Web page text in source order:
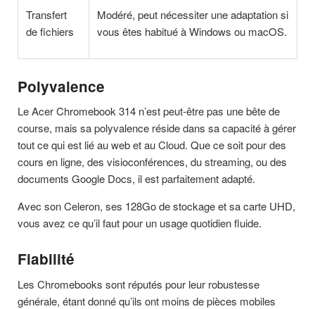
Transfert
de fichiers
Modéré, peut nécessiter une adaptation si
vous êtes habitué à Windows ou macOS.
Polyvalence
Le Acer Chromebook 314 n’est peut-être pas une bête de
course, mais sa polyvalence réside dans sa capacité à gérer
tout ce qui est lié au web et au Cloud. Que ce soit pour des
cours en ligne, des visioconférences, du streaming, ou des
documents Google Docs, il est parfaitement adapté.
Avec son Celeron, ses 128Go de stockage et sa carte UHD,
vous avez ce qu’il faut pour un usage quotidien fluide.
Fiabilité
Les Chromebooks sont réputés pour leur robustesse
générale, étant donné qu’ils ont moins de pièces mobiles